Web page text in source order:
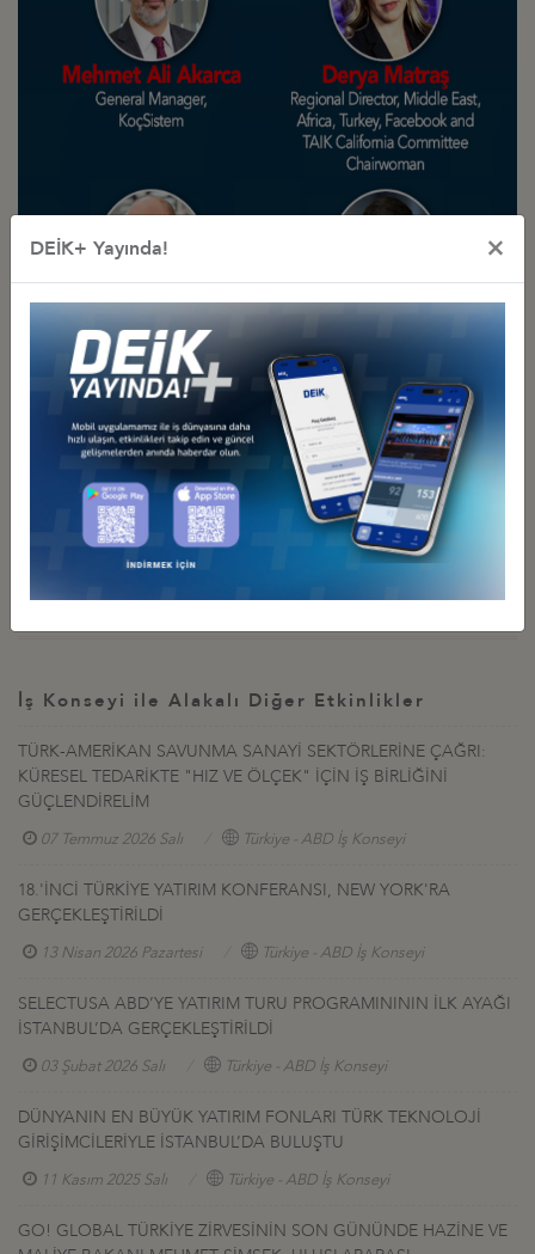
İş Konseyi ile Alakalı Diğer Etkinlikler
TÜRK-AMERİKAN SAVUNMA SANAYİ SEKTÖRLERİNE ÇAĞRI:
KÜRESEL TEDARİKTE "HIZ VE ÖLÇEK" İÇİN İŞ BİRLİĞİNİ
GÜÇLENDİRELİM
07 Temmuz 2026 Salı Türkiye - ABD İş Konseyi
18.'İNCİ TÜRKİYE YATIRIM KONFERANSI, NEW YORK'RA
GERÇEKLEŞTİRİLDİ
13 Nisan 2026 Pazartesi Türkiye - ABD İş Konseyi
SELECTUSA ABD’YE YATIRIM TURU PROGRAMINININ İLK AYAĞI
İSTANBUL’DA GERÇEKLEŞTİRİLDİ
03 Şubat 2026 Salı Türkiye - ABD İş Konseyi
DÜNYANIN EN BÜYÜK YATIRIM FONLARI TÜRK TEKNOLOJİ
GİRİŞİMCİLERİYLE İSTANBUL’DA BULUŞTU
11 Kasım 2025 Salı Türkiye - ABD İş Konseyi
GO! GLOBAL TÜRKİYE ZİRVESİNİN SON GÜNÜNDE HAZİNE VE
DEİK+ Yayında! ×